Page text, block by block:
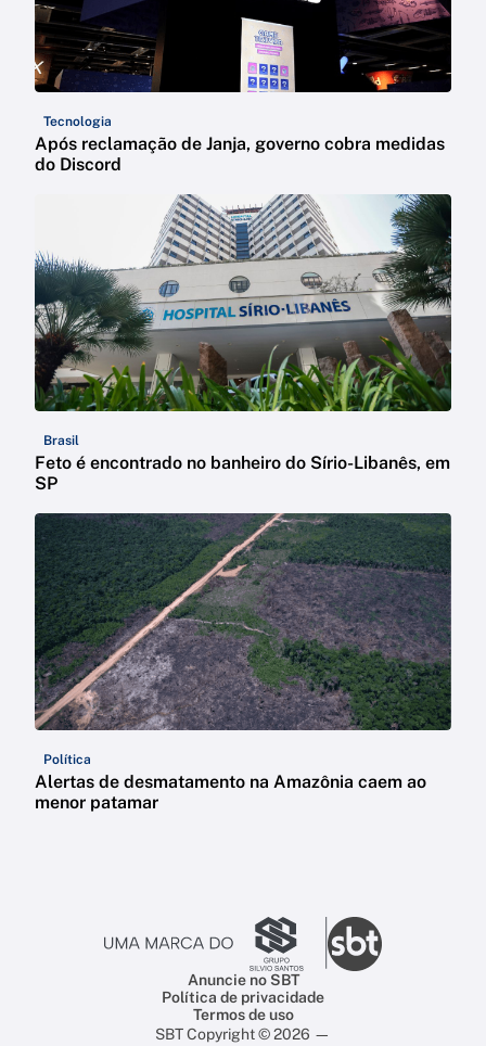
Tecnologia
Após reclamação de Janja, governo cobra medidas
do Discord
Brasil
Feto é encontrado no banheiro do Sírio-Libanês, em
SP
Política
Alertas de desmatamento na Amazônia caem ao
menor patamar
Anuncie no SBT
Política de privacidade
Termos de uso
SBT Copyright © 2026 —